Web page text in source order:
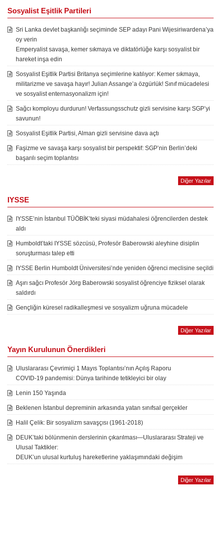
Sosyalist Eşitlik Partileri
Sri Lanka devlet başkanlığı seçiminde SEP adayı Pani Wijesiriwardena’ya
oy verin
Emperyalist savaşa, kemer sıkmaya ve diktatörlüğe karşı sosyalist bir
hareket inşa edin
Sosyalist Eşitlik Partisi Britanya seçimlerine katılıyor: Kemer sıkmaya,
militarizme ve savaşa hayır! Julian Assange’a özgürlük! Sınıf mücadelesi
ve sosyalist enternasyonalizm için!
Sağcı komployu durdurun! Verfassungsschutz gizli servisine karşı SGP’yi
savunun!
Sosyalist Eşitlik Partisi, Alman gizli servisine dava açtı
Faşizme ve savaşa karşı sosyalist bir perspektif: SGP’nin Berlin’deki
başarılı seçim toplantısı
Diğer Yazılar
IYSSE
IYSSE’nin İstanbul TÜÖBİK’teki siyasi müdahalesi öğrencilerden destek
aldı
Humboldt’taki IYSSE sözcüsü, Profesör Baberowski aleyhine disiplin
soruşturması talep etti
IYSSE Berlin Humboldt Üniversitesi’nde yeniden öğrenci meclisine seçildi
Aşırı sağcı Profesör Jörg Baberowski sosyalist öğrenciye fiziksel olarak
saldırdı
Gençliğin küresel radikalleşmesi ve sosyalizm uğruna mücadele
Diğer Yazılar
Yayın Kurulunun Önerdikleri
Uluslararası Çevrimiçi 1 Mayıs Toplantısı’nın Açılış Raporu
COVID-19 pandemisi: Dünya tarihinde tetikleyici bir olay
Lenin 150 Yaşında
Beklenen İstanbul depreminin arkasında yatan sınıfsal gerçekler
Halil Çelik: Bir sosyalizm savaşçısı (1961-2018)
DEUK’taki bölünmenin derslerinin çıkarılması—Uluslararası Strateji ve
Ulusal Taktikler:
DEUK’un ulusal kurtuluş hareketlerine yaklaşımındaki değişim
Diğer Yazılar